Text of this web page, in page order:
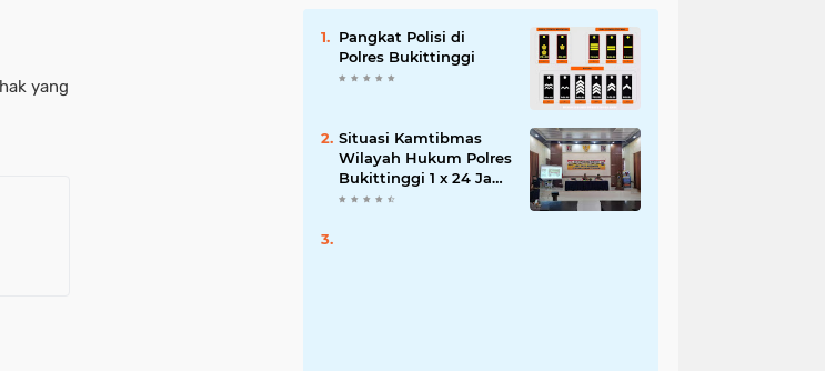
yang
Pangkat Polisi di
Polres Bukittinggi
Situasi Kamtibmas
Wilayah Hukum Polres
Bukittinggi 1 x 24 Jam
Senin 27 Juni 2022